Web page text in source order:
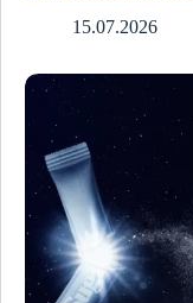
15.07.2026